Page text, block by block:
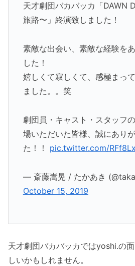
天才劇団バカバッカ「DAWN
旅路〜」終演致しました！
素敵な出会い、素敵な経験を
した！
嬉しくて寂しくて、感極まっ
ました。。笑
劇団員・キャスト・スタッフ
場いただいた皆様、誠にあり
た！！ pic.twitter.com/
— 斎藤嵩晃 / たかあき
October 15, 2019
天才劇団バカバッカではyoshi.の
しいかもしれません。